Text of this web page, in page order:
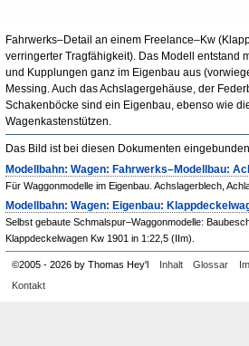
Fahrwerks–Detail an einem Freelance–Kw
verringerter Tragfähigkeit). Das Modell entstand
und Kupplungen ganz im Eigenbau aus
Messing. Auch das Achslagergehäuse, der
Schakenböcke sind ein Eigenbau, ebenso wie
Wagenkastenstützen.
Das Bild ist bei diesen Dokumenten
Modellbahn: Wagen: Fahrwerks–Modellbau:
Für Waggonmodelle im Eigenbau. Achslagerblech,
Modellbahn: Wagen: Eigenbau:
Selbst gebaute Schmalspur–Waggonmodelle:
Klappdeckelwagen Kw 1901 in 1:22,5 (IIm).
©2005- 2026 by Thomas Hey'l Inhalt Glossar
Kontakt